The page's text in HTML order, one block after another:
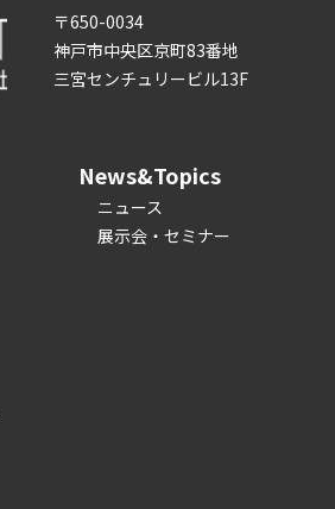
〒650-0034
神戸市中央区京町83番地
三宮センチュリービル13F
News&Topics
ニュース
展示会・セミナー